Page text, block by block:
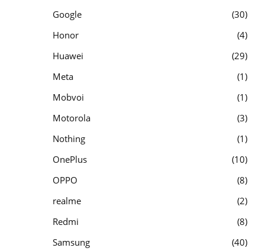
Google
30
Honor
4
Huawei
29
Meta
1
Mobvoi
1
Motorola
3
Nothing
1
OnePlus
10
OPPO
8
realme
2
Redmi
8
Samsung
40